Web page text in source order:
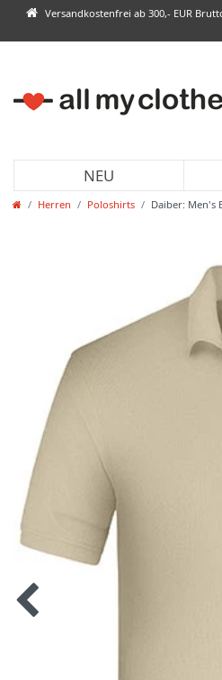
Versandkostenfrei ab 300,- EUR
NEU
Herren Poloshirts Daiber: Men's